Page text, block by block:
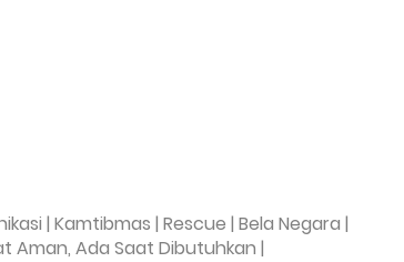
| Kamtibmas | Rescue | Bela Negara |
Aman, Ada Saat Dibutuhkan |